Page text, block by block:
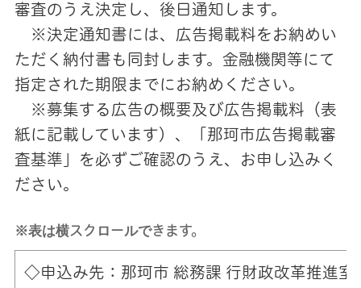
審査のうえ決定し、後日通知します。
※決定通知書には、広告掲載料をお納めい
ただく納付書も同封します。金融機関等にて
指定された期限までにお納めください。
※募集する広告の概要及び広告掲載料（表
紙に記載しています）、「那珂市広告掲載審
査基準」を必ずご確認のうえ、お申し込みく
ださい。
※表は横スクロールできます。
◇申込み先：那珂市 総務課 行財政改革推進室